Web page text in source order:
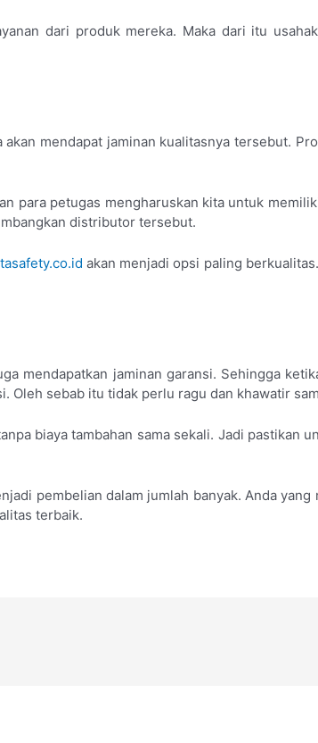
dari produk mereka. Maka dari itu
mendapat jaminan kualitasnya tersebut.
para petugas mengharuskan kita untuk
distributor tersebut.
akan menjadi opsi paling
mendapatkan jaminan garansi. Sehingga
Oleh sebab itu tidak perlu ragu dan khawatir
biaya tambahan sama sekali. Jadi pastikan
pembelian dalam jumlah banyak. Anda
terbaik.